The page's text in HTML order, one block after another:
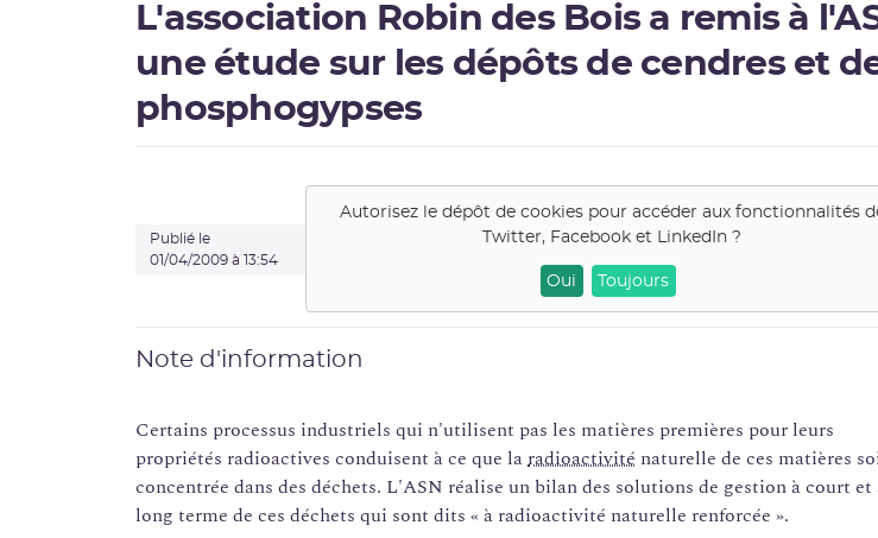
L'association Robin des Bois a remis à
une étude sur les dépôts de cendres et
phosphogypses
Publié le
01/04/2009 à 13:54
Autorisez le dépôt de cookies pour accéder aux fonctionnalités
Twitter, Facebook et LinkedIn ?
Oui Toujours
Note d'information
Certains processus industriels qui n'utilisent pas les matières premières pour leurs
propriétés radioactives conduisent à ce que laradioactivité naturelle de ces matières
concentrée dans des déchets. L'ASN réalise un bilan des solutions de gestion à court et
long terme de ces déchets qui sont dits « à radioactivité naturelle renforcée ».